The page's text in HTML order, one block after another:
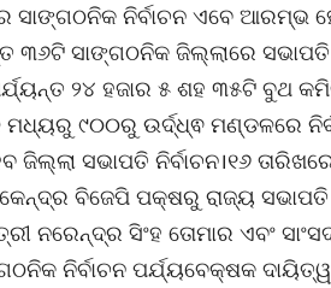
ସାଙ୍ଗଠନିକ ନିର୍ବାଚନ ଏବେ ଆରମ୍ଭ
୩୬ଟି ସାଙ୍ଗଠନିକ ଜିଲ୍ଲାରେ ସଭାପତି
୨୪ ହଜାର ୫ ଶହ ୩୫ଟି ବୁଥ
୯୦୦ରୁ ଉର୍ଦ୍ଧ୍ଵ ମଣ୍ଡଳରେ
ଜିଲ୍ଲା ସଭାପତି ନିର୍ବାଚନ।୧୬
ବିଜେପି ପକ୍ଷରୁ ରାଜ୍ୟ ସଭାପତି
ନରେନ୍ଦ୍ର ସିଂହ ତୋମାର ଏବଂ
ନିର୍ବାଚନ ପର୍ଯ୍ୟବେକ୍ଷକ